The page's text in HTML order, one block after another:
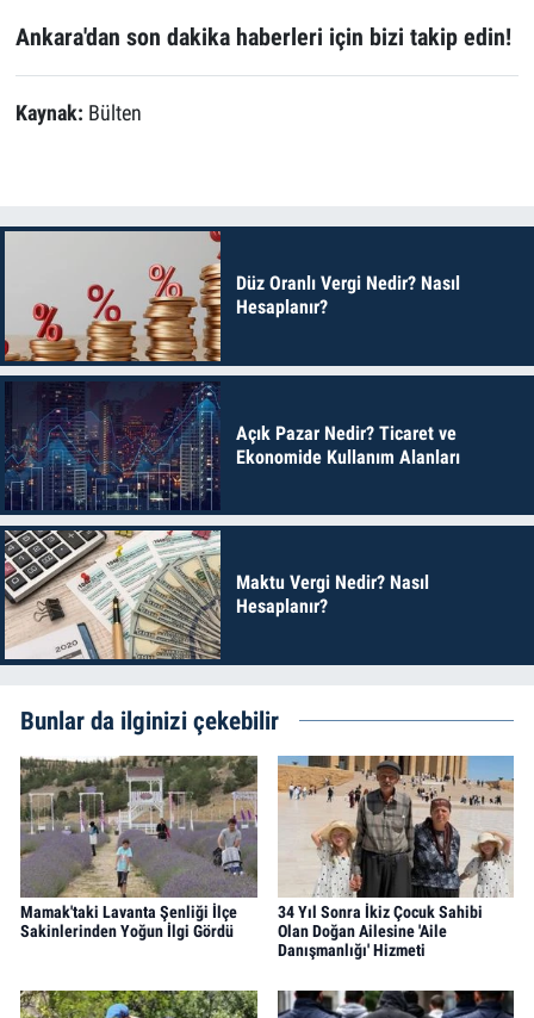
Ankara'dan son dakika haberleri için bizi takip edin!
Kaynak: Bülten
Düz Oranlı Vergi Nedir? Nasıl
Hesaplanır?
Açık Pazar Nedir? Ticaret ve
Ekonomide Kullanım Alanları
Maktu Vergi Nedir? Nasıl
Hesaplanır?
Bunlar da ilginizi çekebilir
Mamak'taki Lavanta Şenliği İlçe
Sakinlerinden Yoğun İlgi Gördü
34 Yıl Sonra İkiz Çocuk Sahibi
Olan Doğan Ailesine 'Aile
Danışmanlığı' Hizmeti